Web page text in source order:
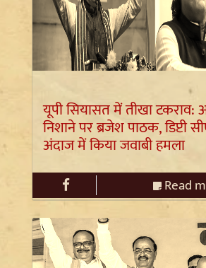
यूपी सियासत में तीखा
निशाने पर ब्रजेश पाठक, डिप्टी
अंदाज में किया जवाबी हमला
Read